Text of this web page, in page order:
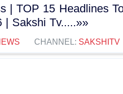
| TOP 15 Headlines
| Sakshi Tv.....»»
CHANNEL: SAKSHITV